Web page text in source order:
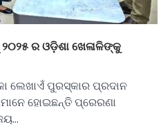
ର ଓଡ଼ିଶା ଖେଳାଳିଙ୍କୁ
ଲେଖାଏଁ ପୁରସ୍କାର ପ୍ରଦାନ
ହୋଇଛନ୍ତି ପ୍ରେରଣା